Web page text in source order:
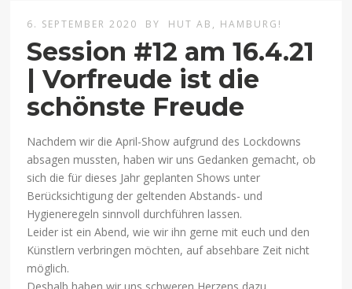
6. SEPTEMBER 2020 BY HUT AB, HAMBURG!
Session #12 am 16.4.21
| Vorfreude ist die
schönste Freude
Nachdem wir die April-Show aufgrund des Lockdowns
absagen mussten, haben wir uns Gedanken gemacht, ob
sich die für dieses Jahr geplanten Shows unter
Berücksichtigung der geltenden Abstands- und
Hygieneregeln sinnvoll durchführen lassen.
Leider ist ein Abend, wie wir ihn gerne mit euch und den
Künstlern verbringen möchten, auf absehbare Zeit nicht
möglich.